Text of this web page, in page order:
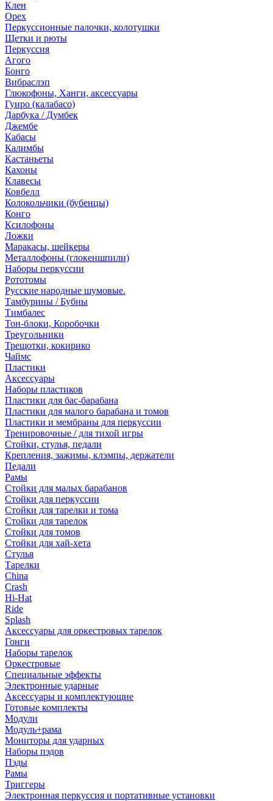
Клен
Орех
Перкуссионные палочки, колотушки
Щетки и рюты
Перкуссия
Агого
Бонго
Вибраслэп
Глюкофоны, Ханги, аксессуары
Гуиро (калабасо)
Дарбука / Думбек
Джембе
Кабасы
Калимбы
Кастаньеты
Кахоны
Клавесы
Ковбелл
Колокольчики (бубенцы)
Конго
Ксилофоны
Ложки
Маракасы, шейкеры
Металлофоны (глокеншпили)
Наборы перкуссии
Рототомы
Русские народные шумовые.
Тамбурины / Бубны
Тимбалес
Тон-блоки, Коробочки
Треугольники
Трещотки, кокирико
Чаймс
Пластики
Аксессуары
Наборы пластиков
Пластики для бас-барабана
Пластики для малого барабана и томов
Пластики и мембраны для перкуссии
Тренировочные / для тихой игры
Стойки, стулья, педали
Крепления, зажимы, клэмпы, держатели
Педали
Рамы
Стойки для малых барабанов
Стойки для перкуссии
Стойки для тарелки и тома
Стойки для тарелок
Стойки для томов
Стойки для хай-хета
Стулья
Тарелки
China
Crash
Hi-Hat
Ride
Splash
Аксессуары для оркестровых тарелок
Гонги
Наборы тарелок
Оркестровые
Специальные эффекты
Электронные ударные
Аксессуары и комплектующие
Готовые комплекты
Модули
Модуль+рама
Мониторы для ударных
Наборы пэдов
Пэды
Рамы
Триггеры
Электронная перкуссия и портативные установки